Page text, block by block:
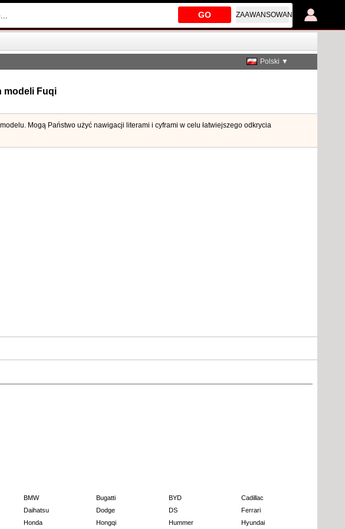
GO ZAAWANSOWANE
Polski ▼
modeli Fuqi
Mogą Państwo użyć nawigacji literami i cyframi w celu łatwiejszego odkrycia
BMW Bugatti BYD
Cadillac
Daihatsu Dodge DS
Ferrari
Honda Hongqi Hummer Hyundai